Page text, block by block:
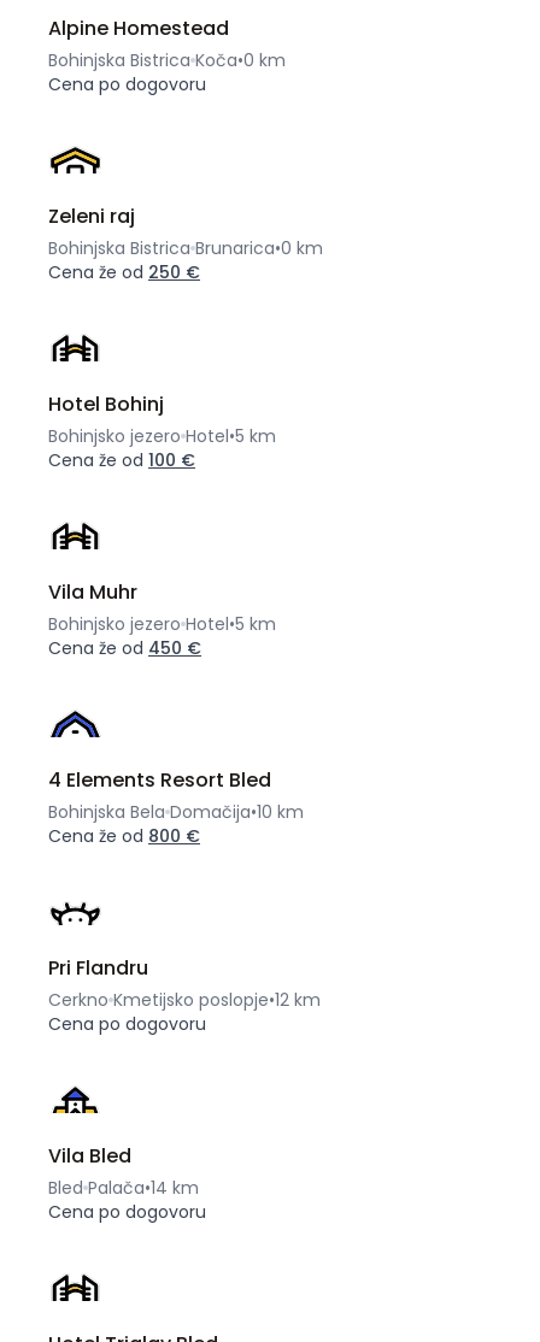
Alpine Homestead
Bohinjska Bistrica Koča•0 km
Cena po dogovoru
Zeleni raj
Bohinjska Bistrica Brunarica•0 km
Cena že od 250 €
Hotel Bohinj
Bohinjsko jezero Hotel•5 km
Cena že od 100 €
Vila Muhr
Bohinjsko jezero Hotel•5 km
Cena že od 450 €
4 Elements Resort Bled
Bohinjska Bela Domačija•10 km
Cena že od 800 €
Pri Flandru
Cerkno Kmetijsko poslopje•12 km
Cena po dogovoru
Vila Bled
Bled Palača•14 km
Cena po dogovoru